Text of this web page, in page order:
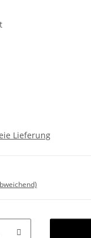
Lieferung